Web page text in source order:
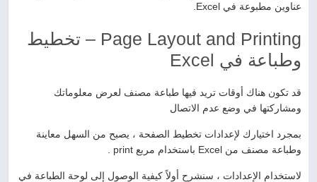
عناوين مطبوعة في Excel.
Page Layout and Printing – تخطيط
وطباعة في Excel
قد تكون هناك أوقات تريد فيها طباعة مصنف لعرض معلوماتك
ومشاركتها في وضع عدم الاتصال
بمجرد اختيارك لإعدادات تخطيط الصفحة ، يصبح من السهل معاينة
وطباعة مصنف من Excel باستخدام مربع print .
لاستخدام الإعدادات ، سنشرح أولاً كيفية الوصول إلى لوحة الطباعة في